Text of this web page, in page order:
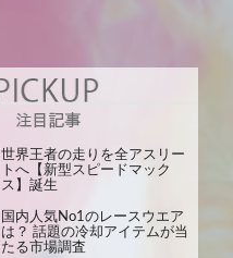
世界王者の走りを全アスリー
トへ【新型スピードマック
ス】誕生
国内人気No1のレースウエア
は？ 話題の冷却アイテムが当
たる市場調査